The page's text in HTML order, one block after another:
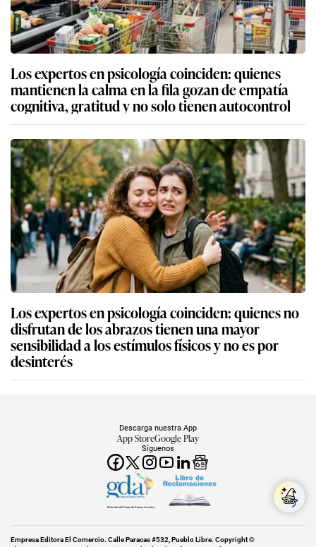
Los expertos en psicología coinciden: quienes
mantienen la calma en la fila gozan de empatía
cognitiva, gratitud y no solo tienen autocontrol
Los expertos en psicología coinciden: quienes no
disfrutan de los abrazos tienen una mayor
sensibilidad a los estímulos físicos y no es por
desinterés
Síguenos
Descarga nuestra App
App StoreGoogle Play
Miembro del Grupo de Diarios América
Empresa Editora El Comercio. Calle Paracas #532, Pueblo Libre. Copyright ©